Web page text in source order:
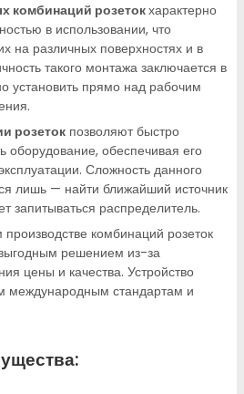
комбинаций розетокхарактерно
в использовании, что
на различных поверхностях и в
такого монтажа заключается в
установить прямо над рабочим
розеток позволяют быстро
оборудование, обеспечивая его
Сложность данного
лишь — найти ближайший источник
запитываться распределитель.
комбинаций розеток
решением из-за
цены и качества. Устройство
международным стандартам и